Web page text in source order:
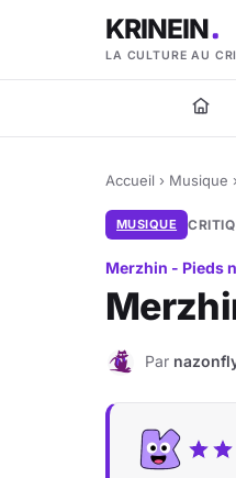
KRINEIN
LA CULTURE AU
Accueil › Musique ›
MUSIQUE
Merzhin - Pieds
N Par